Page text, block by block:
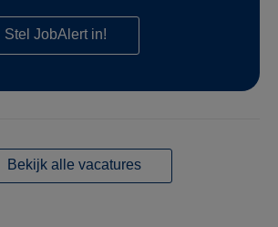
Stel JobAlert in!
Bekijk alle vacatures